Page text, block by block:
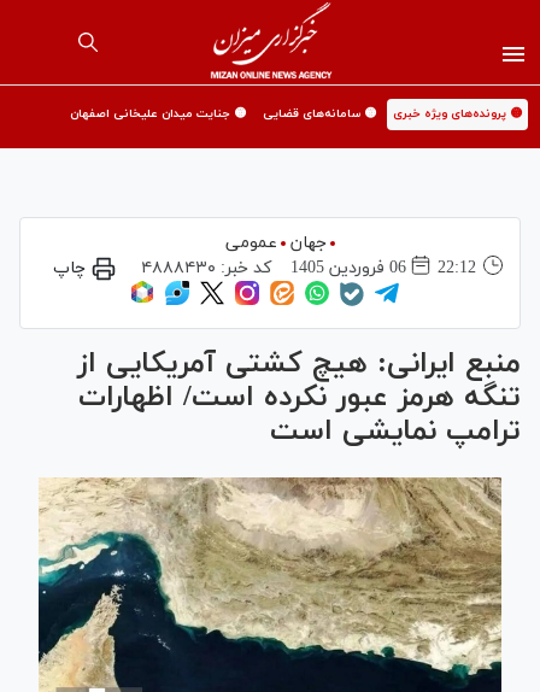
🟡 پرونده‌های ویژه خبری 🟡 سامانه‌های قضایی 🟡 جنایت میدان علیخانی اصفهان
جهان
عمومی
22:12
06 فروردين 1405 کد خبر: ۴۸۸۸۴۳۰ چاپ
منبع ایرانی: هیچ کشتی آمریکایی از
تنگه هرمز عبور نکرده است/ اظهارات
ترامپ نمایشی است